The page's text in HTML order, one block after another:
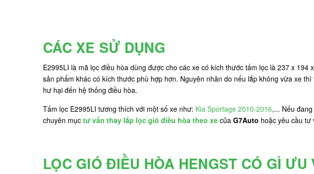
CÁC XE SỬ DỤNG
E2995LI là mã lọc điều hòa dùng được cho các xe có kích thước tấm lọc là 237 x
sản phẩm khác có kích thước phù hợp hơn. Nguyên nhân do nếu lắp không vừa xe
hư hại đến hệ thống điều hòa.
Tấm lọc E2995LI tương thích với một số xe như: Kia Sportage 2010-2016,... Nếu
chuyên mục tư vấn thay lắp lọc gió điều hòa theo xe của G7Auto hoặc yêu cầu tư
LỌC GIÓ ĐIỀU HÒA HENGST CÓ GÌ ƯU